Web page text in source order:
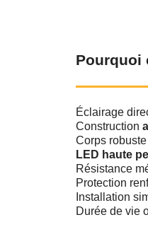
Pourquoi
Éclairage
Construction
Corps
LED haute
Résistance
Protection
Installation
Durée de vie